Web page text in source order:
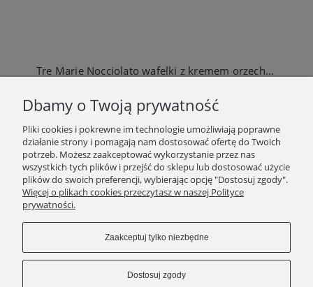
Tre Marie Nocciolato wafelki z kremem orzechowym i orzechami 140g
Do koszyka
SKLEP
ZAKUPY
INFORMACJE
Dbamy o Twoją prywatność
Pliki cookies i pokrewne im technologie umożliwiają poprawne
działanie strony i pomagają nam dostosować ofertę do Twoich
potrzeb. Możesz zaakceptować wykorzystanie przez nas
wszystkich tych plików i przejść do sklepu lub dostosować użycie
plików do swoich preferencji, wybierając opcję "Dostosuj zgody".
Więcej o plikach cookies przeczytasz w naszej Polityce
prywatności.
Zaakceptuj tylko niezbędne
Dostosuj zgody